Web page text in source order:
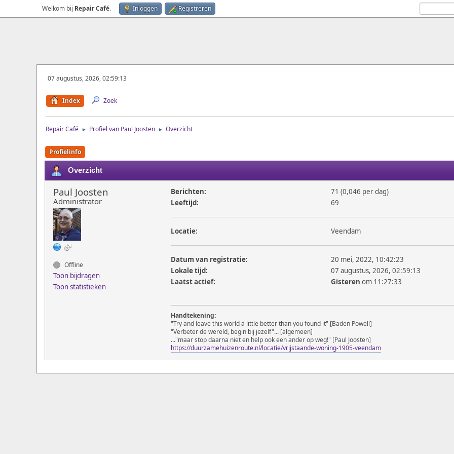
Welkom bij Repair Café. Inloggen Registreren
07 augustus, 2026, 02:59:13
Index Zoek
Repair Café ► Profiel van Paul Joosten ► Overzicht
Profielinfo
Overzicht
Paul Joosten
Administrator
Offline
Toon bijdragen
Toon statistieken
Berichten:
71 (0,046 per dag)
Leeftijd:
69
Locatie: Veendam
Datum van registratie:
20 mei, 2022, 10:42:23
Lokale tijd:
07 augustus, 2026, 02:59:13
Laatst actief:
Gisteren om 11:27:33
Handtekening:
"Try and leave this world a little better than you found it" [Baden Powell]
"Verbeter de wereld, begin bij jezelf"... [algemeen]
..."maar stop daarna niet en help ook een ander op weg!" [Paul Joosten]
https://duurzamehuizenroute.nl/locatie/vrijstaande-woning-1905-veendam